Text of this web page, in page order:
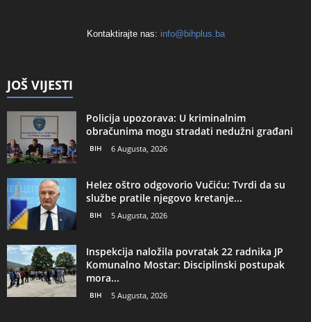
Kontaktirajte nas: info@bihplus.ba
JOŠ VIJESTI
Policija upozorava: U kriminalnim
obračunima mogu stradati nedužni građani
BIH 6 Augusta, 2026
Helez oštro odgovorio Vučiću: Tvrdi da su
službe pratile njegovo kretanje...
BIH 5 Augusta, 2026
Inspekcija naložila povratak 22 radnika JP
Komunalno Mostar: Disciplinski postupak
mora...
BIH 5 Augusta, 2026